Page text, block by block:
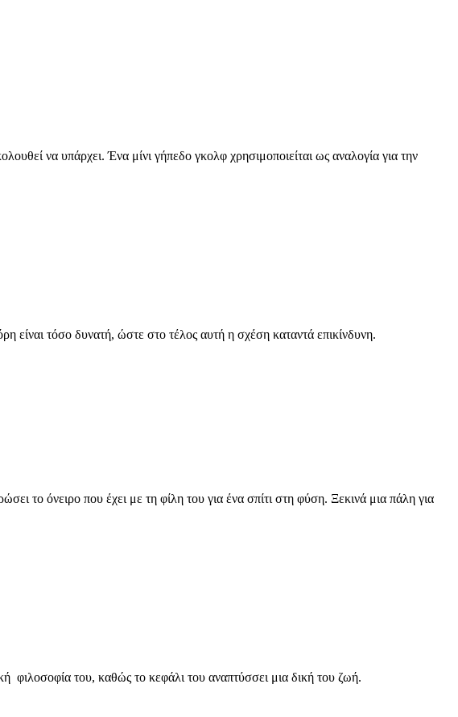
να υπάρχει. Ένα μίνι γήπεδο γκολφ χρησιμοποιείται ως αναλογία για την
είναι τόσο δυνατή, ώστε στο τέλος αυτή η σχέση καταντά επικίνδυνη.
το όνειρο που έχει με τη φίλη του για ένα σπίτι στη φύση. Ξεκινά μια πάλη για
φιλοσοφία του, καθώς το κεφάλι του αναπτύσσει μια δική του ζωή.